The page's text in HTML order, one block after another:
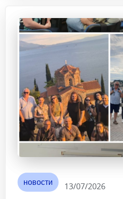
новости 13/07/2026